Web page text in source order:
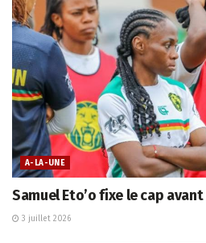
A-LA-UNE
Samuel Eto’o fixe le cap avant
3 juillet 2026